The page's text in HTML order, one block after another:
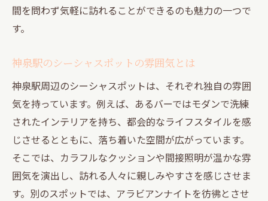
初めてでも安心！神泉駅のシーシャガイド
神泉駅のシーシャ文化に触れる方法
神泉駅周辺のシーシャバーランキング
シーシャ初心者向け！神泉駅ガイド
シーシャとともに神泉駅でのくつろぎ体験
神泉駅でのシーシャとリラックスの関係
リラックスできるシーシャのおすすめフレ
ーバー
間を問わず気軽に訪れることができるのも魅力の一つで
す。
神泉駅のシーシャスポットの雰囲気とは
神泉駅周辺のシーシャスポットは、それぞれ独自の雰囲
気を持っています。例えば、あるバーではモダンで洗練
されたインテリアを持ち、都会的なライフスタイルを感
じさせるとともに、落ち着いた空間が広がっています。
そこでは、カラフルなクッションや間接照明が温かな雰
囲気を演出し、訪れる人々に親しみやすさを感じさせま
す。別のスポットでは、アラビアンナイトを彷彿とさせ